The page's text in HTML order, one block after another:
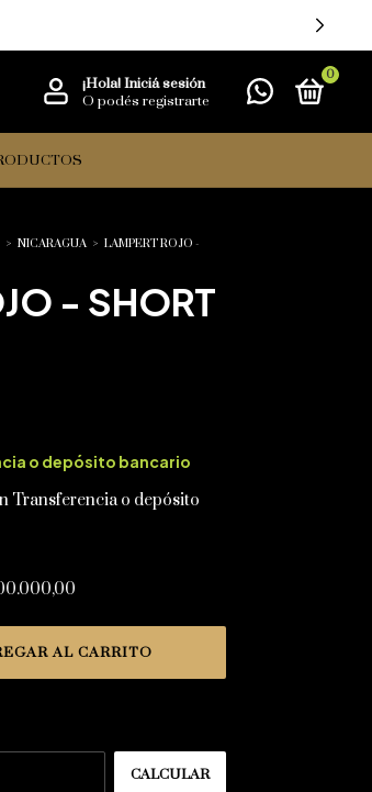
¡Hola!Iniciá sesión
O podés registrarte
0
> NICARAGUA > LAMPERT ROJO -
- SHORT
o depósito bancario
Transferencia o depósito
CALCULAR